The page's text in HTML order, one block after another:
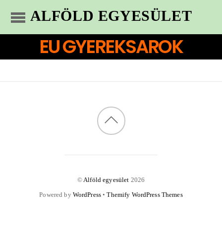
ALFÖLD EGYESÜLET
EU GYEREKSAROK
©Alföld egyesület 2026
Powered by WordPress •Themify WordPress Themes